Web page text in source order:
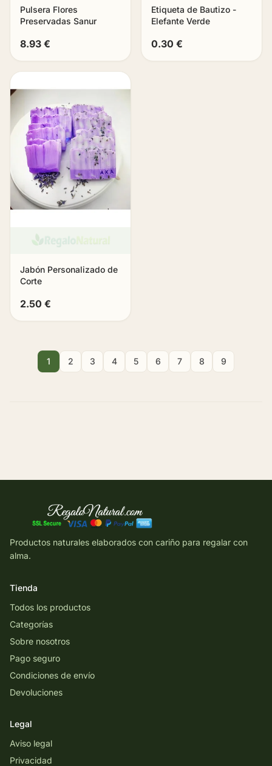
Pulsera Flores
Preservadas Sanur
8.93 €
Etiqueta de Bautizo -
Elefante Verde
0.30 €
Jabón Personalizado de
Corte
2.50 €
1 2 3 4 5 6 7 8 9
Productos naturales elaborados con cariño para regalar con
alma.
Tienda
Todos los productos
Categorías
Sobre nosotros
Pago seguro
Condiciones de envío
Devoluciones
Legal
Aviso legal
Privacidad